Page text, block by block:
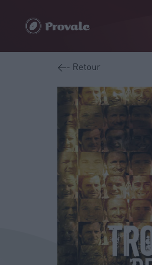
<- Retour